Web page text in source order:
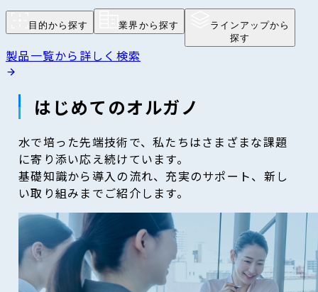
目的から探す 業界から探す
ラインアップから
探す
製品一覧から詳しく検索
はじめてのオルガノ
水で培った先端技術で、私たちはさまざまな課題
に寄り添い応え続けています。
基礎知識から導入の流れ、充実のサポート、新し
い取り組みまでご紹介します。